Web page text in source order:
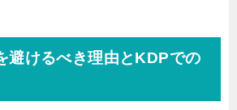
けるべき理由とKDPでの